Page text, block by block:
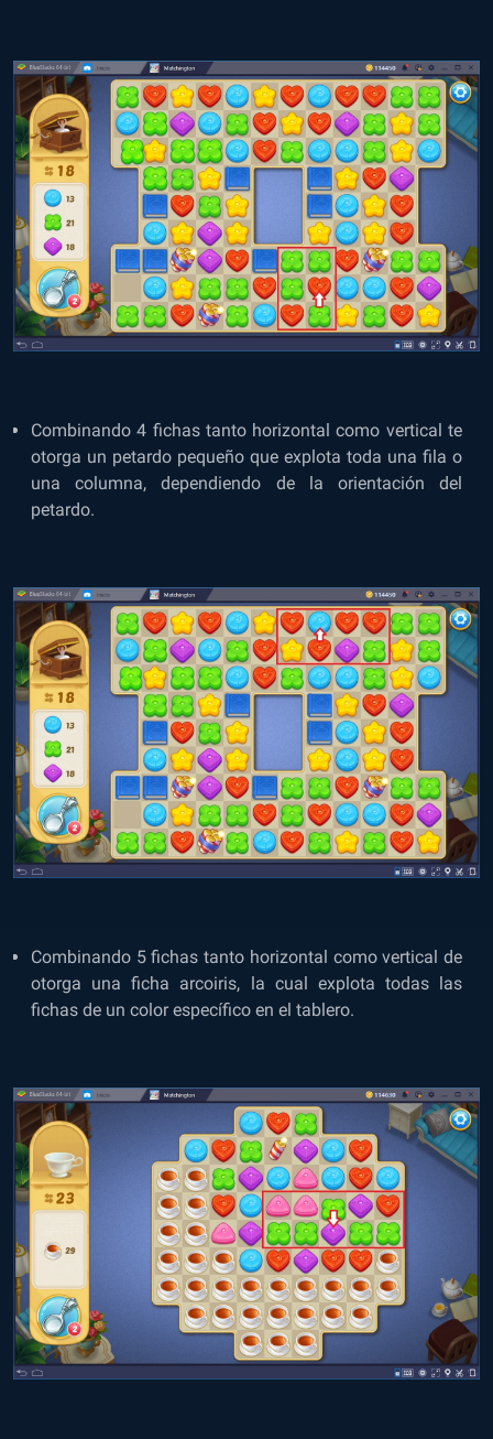
Combinando 4 fichas tanto horizontal como vertical te
otorga un petardo pequeño que explota toda una fila o
una columna, dependiendo de la orientación del
petardo.
Combinando 5 fichas tanto horizontal como vertical de
otorga una ficha arcoiris, la cual explota todas las
fichas de un color específico en el tablero.